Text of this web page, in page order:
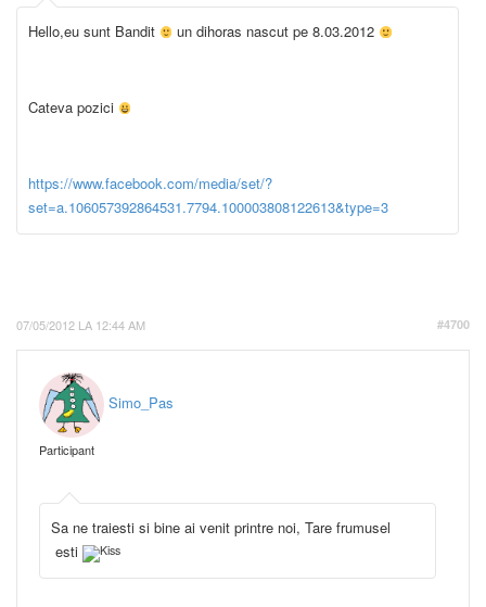
Hello,eu sunt Bandit un dihoras nascut pe 8.03.2012
Cateva pozici
https://www.facebook.com/media/set/?
set=a.106057392864531.7794.100003808122613&type=3
07/05/2012 LA 12:44 AM #4700
Simo_Pas
Participant
Sa ne traiesti si bine ai venit printre noi, Tare frumusel
esti